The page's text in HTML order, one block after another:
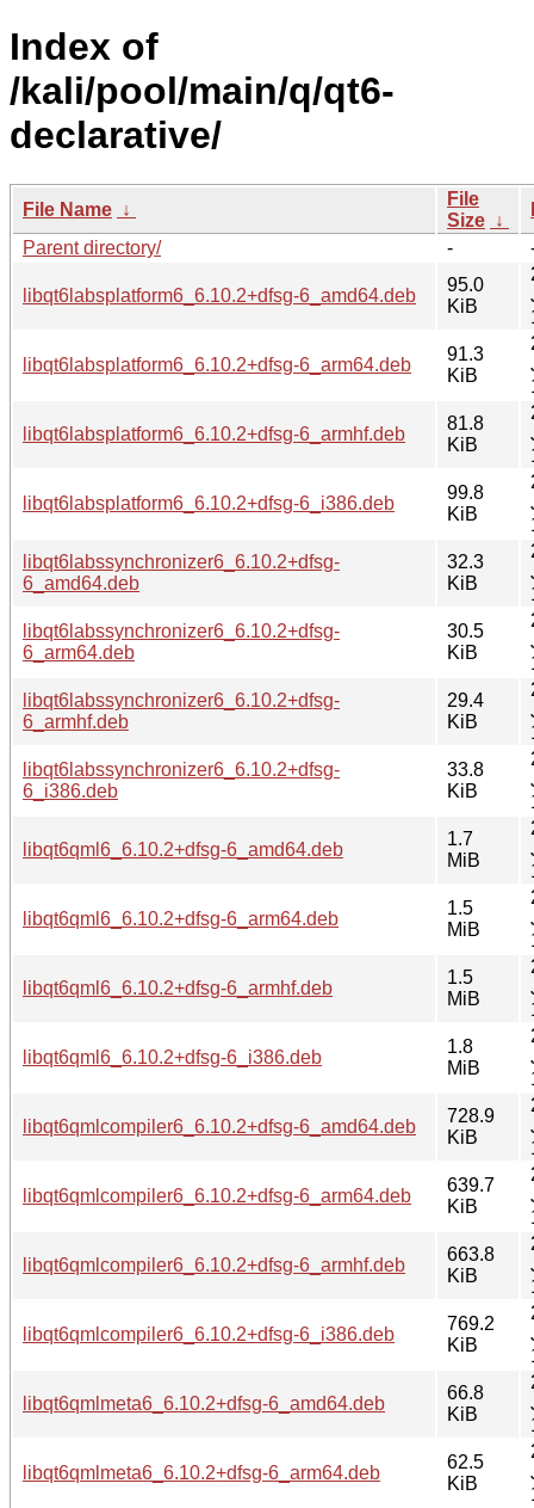
Index of
/kali/pool/main/q/qt6-
declarative/
File Name ↓
File
Size ↓
Parent directory/
-
libqt6labsplatform6_6.10.2+dfsg-6_amd64.deb
95.0
KiB
libqt6labsplatform6_6.10.2+dfsg-6_arm64.deb
91.3
KiB
libqt6labsplatform6_6.10.2+dfsg-6_armhf.deb
81.8
KiB
libqt6labsplatform6_6.10.2+dfsg-6_i386.deb
99.8
KiB
libqt6labssynchronizer6_6.10.2+dfsg-
6_amd64.deb
32.3
KiB
libqt6labssynchronizer6_6.10.2+dfsg-
6_arm64.deb
30.5
KiB
libqt6labssynchronizer6_6.10.2+dfsg-
6_armhf.deb
29.4
KiB
libqt6labssynchronizer6_6.10.2+dfsg-
6_i386.deb
33.8
KiB
libqt6qml6_6.10.2+dfsg-6_amd64.deb
1.7
MiB
libqt6qml6_6.10.2+dfsg-6_arm64.deb
1.5
MiB
libqt6qml6_6.10.2+dfsg-6_armhf.deb
1.5
MiB
libqt6qml6_6.10.2+dfsg-6_i386.deb
1.8
MiB
libqt6qmlcompiler6_6.10.2+dfsg-6_amd64.deb
728.9
KiB
libqt6qmlcompiler6_6.10.2+dfsg-6_arm64.deb
639.7
KiB
libqt6qmlcompiler6_6.10.2+dfsg-6_armhf.deb
663.8
KiB
libqt6qmlcompiler6_6.10.2+dfsg-6_i386.deb
769.2
KiB
libqt6qmlmeta6_6.10.2+dfsg-6_amd64.deb
66.8
KiB
libqt6qmlmeta6_6.10.2+dfsg-6_arm64.deb
62.5
KiB